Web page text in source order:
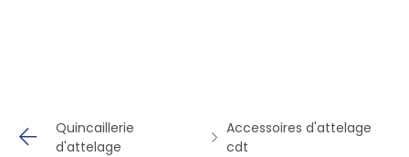
Quincaillerie
d'attelage
Accessoires d'attelage
cdt